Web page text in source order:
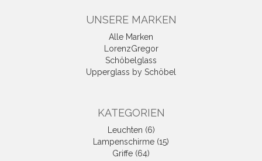
UNSERE MARKEN
Alle Marken
LorenzGregor
Schöbelglass
Upperglass by Schöbel
KATEGORIEN
Leuchten (6)
Lampenschirme (15)
Griffe (64)